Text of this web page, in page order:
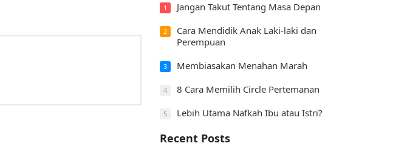
1 Jangan Takut Tentang Masa Depan
2
Cara Mendidik Anak Laki-laki dan
Perempuan
3 Membiasakan Menahan Marah
4 8 Cara Memilih Circle Pertemanan
5 Lebih Utama Nafkah Ibu atau Istri?
Recent Posts